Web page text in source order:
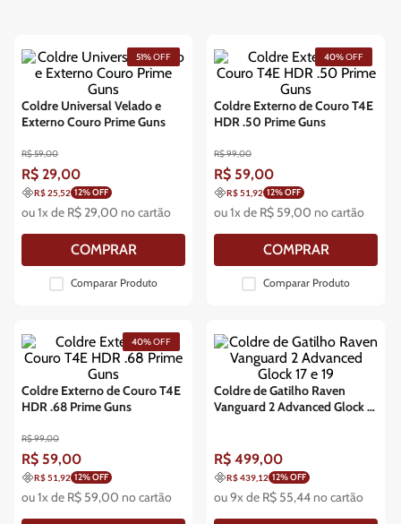
Coldre Universal Velado e
Externo Couro Prime Guns
R$59,00
R$ 29,00
51%OFF
R$ 25,52 12% OFF
ou1x de R$ 29,00 no cartão
COMPRAR
Comparar Produto
Coldre Externo de Couro T4E
HDR .50 Prime Guns
R$99,00
R$ 59,00
40%OFF
R$ 51,92 12% OFF
ou1x de R$ 59,00 no cartão
COMPRAR
Comparar Produto
Coldre Externo de Couro T4E
HDR .68 Prime Guns
R$99,00
R$ 59,00
40%OFF
R$ 51,92 12% OFF
ou1x de R$ 59,00 no cartão
Coldre de Gatilho Raven
Vanguard 2 Advanced Glock 17
R$ 499,00
R$ 439,12 12% OFF
ou9x de R$ 55,44 no cartão